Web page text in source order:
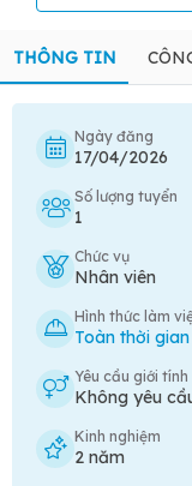
THÔNG TIN
Ngày đăng
17/04/2026
Số lượng tuyển
1
Chức vụ
Nhân viên
Hình thức làm
Toàn thời
Yêu cầu giới tính
Không yêu
Kinh nghiệm
2 năm